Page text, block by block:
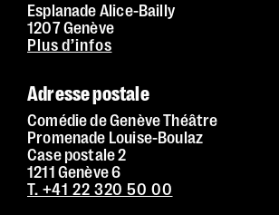
Esplanade Alice-Bailly
1207 Genève
Plus d’infos
Adresse postale
Comédie de Genève Théâtre
Promenade Louise-Boulaz
Case postale 2
1211 Genève 6
T. +41 22 320 50 00